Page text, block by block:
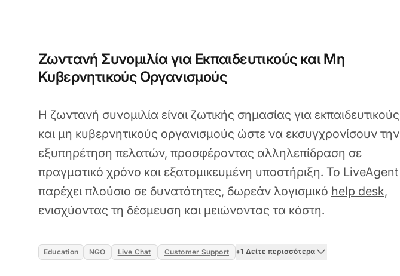
Ζωντανή Συνομιλία για Εκπαιδευτικούς και Μη
Κυβερνητικούς Οργανισμούς
Η ζωντανή συνομιλία είναι ζωτικής σημασίας για εκπαιδευτικούς
και μη κυβερνητικούς οργανισμούς ώστε να εκσυγχρονίσουν την
εξυπηρέτηση πελατών, προσφέροντας αλληλεπίδραση σε
πραγματικό χρόνο και εξατομικευμένη υποστήριξη. Το LiveAgent
παρέχει πλούσιο σε δυνατότητες, δωρεάν λογισμικό help desk,
ενισχύοντας τη δέσμευση και μειώνοντας τα κόστη.
Education NGO Live Chat Customer Support +1 Δείτε περισσότερα